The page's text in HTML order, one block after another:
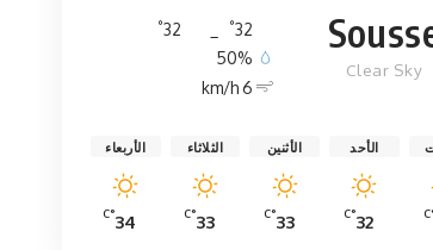
Clear Sky
32
°
32
°
50%
6 km/h
الأحد
32
°C
الأثنين
33
°C
الثلاثاء
33
°C
الأربعاء
34
°C